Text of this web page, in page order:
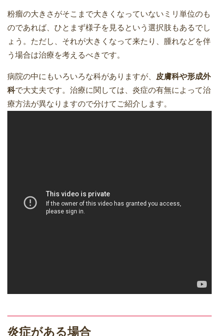
粉瘤の大きさがそこまで大きくなっていないミリ単位のも
のであれば、ひとまず様子を見るという選択肢もあるでし
ょう。ただし、それが大きくなって来たり、腫れなどを伴
う場合は治療を考えるべきです。
病院の中にもいろいろな科がありますが、 皮膚科や形成外
科で大丈夫です。治療に関しては、炎症の有無によって治
療方法が異なりますので分けてご紹介します。
炎症がある場合